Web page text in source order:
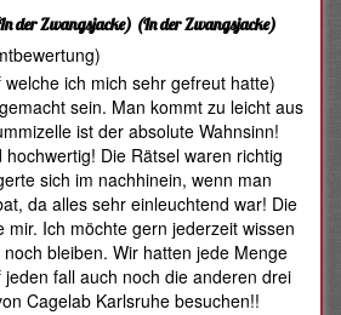
der Zwangsjacke) (In der Zwangsjacke)
ich mich sehr gefreut hatte)
sein. Man kommt zu leicht aus
ist der absolute Wahnsinn!
Die Rätsel waren richtig
sich im nachhinein, wenn man
da alles sehr einleuchtend war! Die
mir. Ich möchte gern jederzeit wissen
bleiben. Wir hatten jede Menge
fall auch noch die anderen drei
Cagelab Karlsruhe besuchen!!